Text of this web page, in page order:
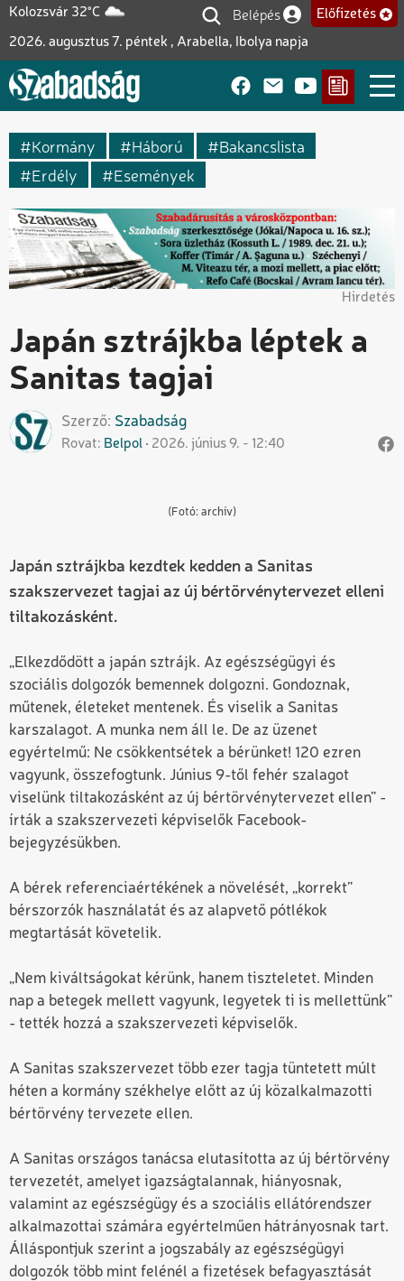
Ugrás
tartalomra
Kolozsvár 32°C
2026. augusztus 7. péntek , Arabella, Ibolya napja
Felhasználói fiók
Belépés Előfizetés
Kormány Háború
Bakancslista
Erdély
Események
Hirdetés
Japán sztrájkba léptek a
Sanitas tagjai
Szerző Szabadság
Rovat Belpol 2026. június 9. - 12:40
(Fotó: archív)
Japán sztrájkba kezdtek kedden a Sanitas
szakszervezet tagjai az új bértörvénytervezet elleni
tiltakozásként.
„Elkezdődött a japán sztrájk. Az egészségügyi és
szociális dolgozók bemennek dolgozni. Gondoznak,
műtenek, életeket mentenek. És viselik a Sanitas
karszalagot. A munka nem áll le. De az üzenet
egyértelmű: Ne csökkentsétek a bérünket! 120 ezren
vagyunk, összefogtunk. Június 9-től fehér szalagot
viselünk tiltakozásként az új bértörvénytervezet ellen” -
írták a szakszervezeti képviselők Facebook-
bejegyzésükben.
A bérek referenciaértékének a növelését, „korrekt”
bérszorzók használatát és az alapvető pótlékok
megtartását követelik.
„Nem kiváltságokat kérünk, hanem tiszteletet. Minden
nap a betegek mellett vagyunk, legyetek ti is mellettünk”
- tették hozzá a szakszervezeti képviselők.
A Sanitas szakszervezet több ezer tagja tüntetett múlt
héten a kormány székhelye előtt az új közalkalmazotti
bértörvény tervezete ellen.
A Sanitas országos tanácsa elutasította az új bértörvény
tervezetét, amelyet igazságtalannak, hiányosnak,
valamint az egészségügy és a szociális ellátórendszer
alkalmazottai számára egyértelműen hátrányosnak tart.
Álláspontjuk szerint a jogszabály az egészségügyi
dolgozók több mint felénél a fizetések befagyasztását